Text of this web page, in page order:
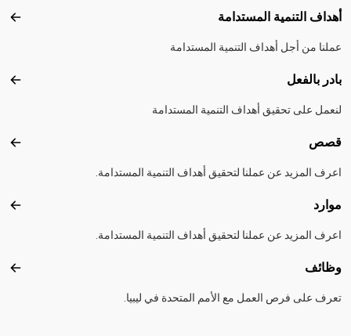
أهداف التنمية المستدامة
عملنا من أجل أهداف التنمية المستدامة
بادر بالفعل
لنعمل على تحقيق أهداف التنمية المستدامة
قصص
اعرف المزيد عن عملنا لتحقيق أهداف التنمية المستدامة.
موارد
اعرف المزيد عن عملنا لتحقيق أهداف التنمية المستدامة.
وظائف
تعرف على فرص العمل مع الأمم المتحدة في ليبيا.